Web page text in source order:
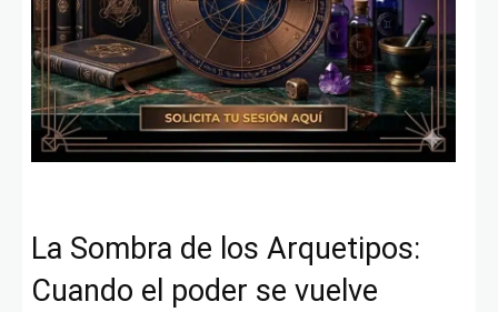
La Sombra de los Arquetipos:
Cuando el poder se vuelve